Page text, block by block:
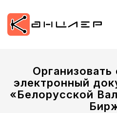
электронный
«Белорусской